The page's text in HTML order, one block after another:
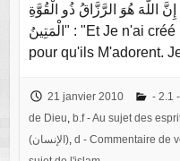
اللَّهَ هُوَ الرَّزَّاقُ ذُو الْقُوَّةِ
الْمَتِينُ" : "Et Je n'ai créé les djinns et les humains que
pour qu'ils M'adorent.
21 janvier 2010 - 2.1
de Dieu
(الإنسان), d - Commentaire de